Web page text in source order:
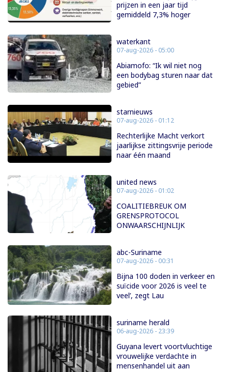
prijzen in een jaar tijd
gemiddeld 7,3% hoger
waterkant
07-aug-2026 - 05:00
Abiamofo: “Ik wil niet nog
een bodybag sturen naar dat
gebied”
starnieuws
07-aug-2026 - 01:12
Rechterlijke Macht verkort
jaarlijkse zittingsvrije periode
naar één maand
united news
07-aug-2026 - 01:02
COALITIEBREUK OM
GRENSPROTOCOL
ONWAARSCHIJNLIJK
abc-Suriname
07-aug-2026 - 00:31
Bijna 100 doden in verkeer en
suïcide voor 2026 is veel te
veel’, zegt Lau
suriname herald
06-aug-2026 - 23:39
Guyana levert voortvluchtige
vrouwelijke verdachte in
mensenhandel uit aan